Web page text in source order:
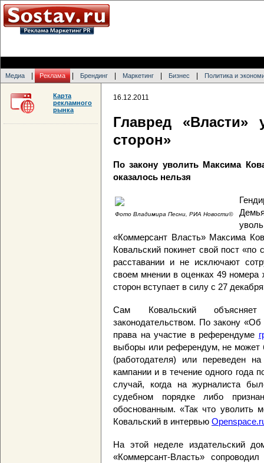
Медиа Реклама Брендинг Маркетинг Бизнес Политика и
16.12.2011
Главред «Власти»
сторон»
По закону уволить Максима
оказалось нельзя
Фото Владимира Песни, РИА Новости©
«Коммерсант Власть» Максима
Ковальский покинет свой пост
расставании и не исключают
своем мнении в оценках 49 номера
сторон вступает в силу с 27
Сам Ковальский
законодательством. По закону
права на участие в референдуме
выборы или референдум, не может
(работодателя) или переведен
кампании и в течение одного года
случай, когда на журналиста
судебном порядке либо
обоснованным. «Так что уволить
Ковальский в интервью
На этой неделе издательский
«Коммерсант-Власть»
Карта
рекламного
рынка